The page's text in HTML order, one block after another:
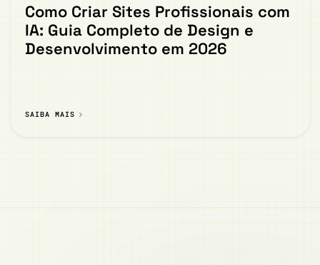
Como Criar Sites Profissionais com
IA: Guia Completo de Design e
Desenvolvimento em 2026
SAIBA MAIS